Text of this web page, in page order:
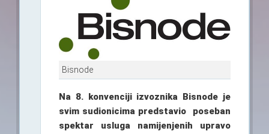
Bisnode
Na 8. konvenciji izvoznika Bisnode je
svim sudionicima predstavio poseban
spektar usluga namijenjenih upravo